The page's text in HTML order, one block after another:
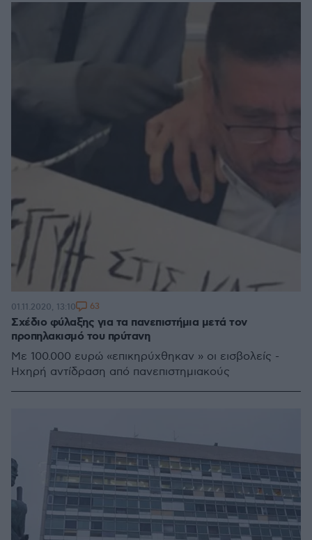
Σχέδιο φύλαξης για τα πανεπιστήμια μετά τον
προπηλακισμό του πρύτανη
Με 100.000 ευρώ «επικηρύχθηκαν » οι εισβολείς -
Ηχηρή αντίδραση από πανεπιστημιακούς
01.11.2020, 13:10 63